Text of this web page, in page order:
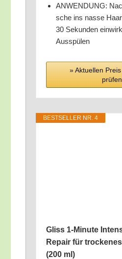
ANWENDUNG:
sche ins nas­se
30 Sekun­den
Ausspülen
» Aktu­el­len
BEST­SEL­LER NR. 4
Gliss 1‑Minute
Repair für
(200 ml)